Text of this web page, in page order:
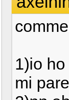
1)io
mi